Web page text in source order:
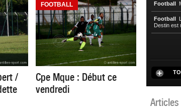
/
FOOTBALL
Cpe Mque : Début ce
vendredi
Football
Football
Destin est
Articles